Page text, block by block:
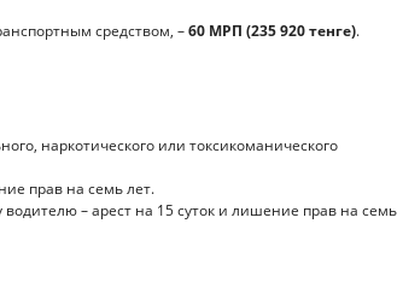
средством, –60 МРП (235 920 тенге).
наркотического или токсикоманического
прав на семь лет.
– арест на 15 суток и лишение прав на семь